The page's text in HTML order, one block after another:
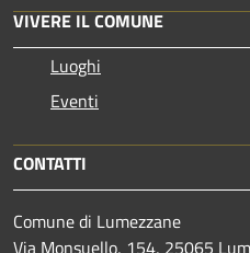
VIVERE IL COMUNE
Luoghi
Eventi
CONTATTI
Comune di Lumezzane
Via Monsuello, 154, 25065